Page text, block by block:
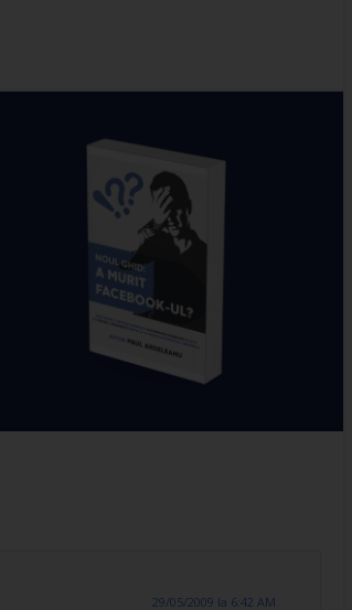
29/05/2009 la 6:42 AM